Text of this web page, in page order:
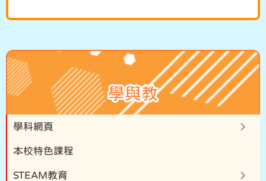
學與教
學科網頁
本校特色課程
STEAM教育